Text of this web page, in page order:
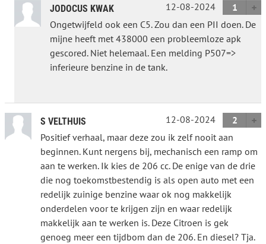
JODOCUS KWAK 12-08-2024
1
Ongetwijfeld ook een C5. Zou dan een PII doen. De
mijne heeft met 438000 een probleemloze apk
gescored. Niet helemaal. Een melding P507=>
inferieure benzine in de tank.
S VELTHUIS 12-08-2024
2
Positief verhaal, maar deze zou ik zelf nooit aan
beginnen. Kunt nergens bij, mechanisch een ramp om
aan te werken. Ik kies de 206 cc. De enige van de drie
die nog toekomstbestendig is als open auto met een
redelijk zuinige benzine waar ok nog makkelijk
onderdelen voor te krijgen zijn en waar redelijk
makkelijk aan te werken is. Deze Citroen is gek
genoeg meer een tijdbom dan de 206. En diesel? Tja.